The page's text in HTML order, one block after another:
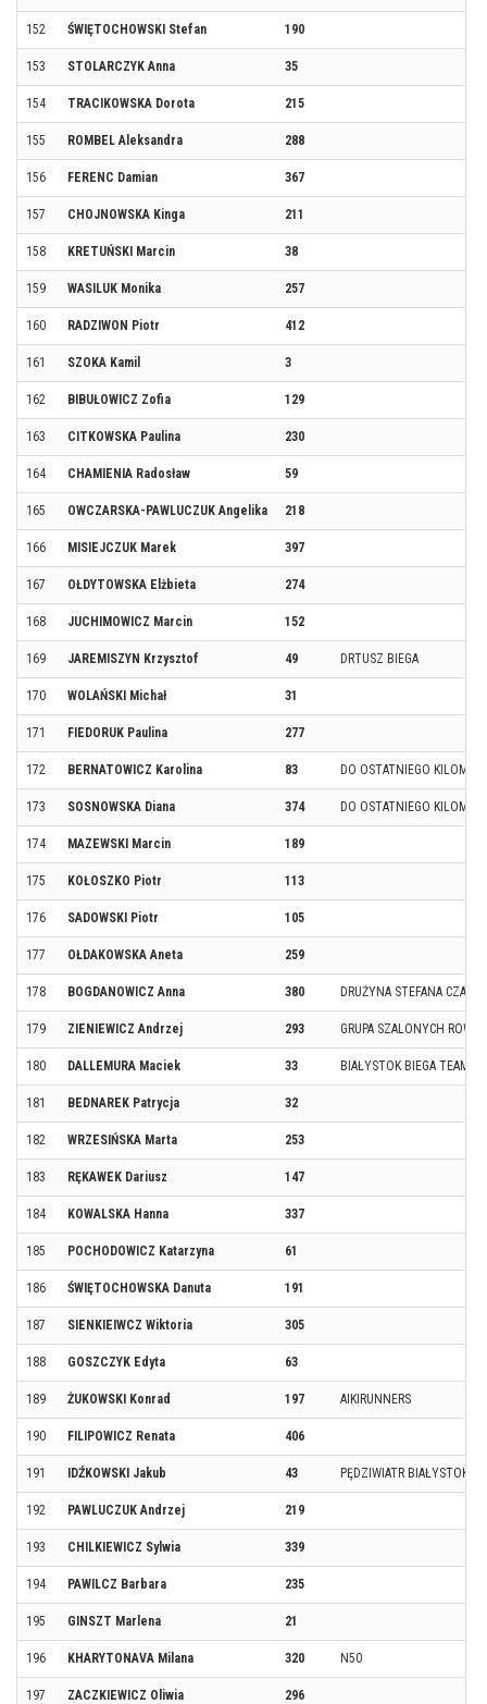
152 ŚWIĘTOCHOWSKI Stefan 190
153 STOLARCZYK Anna 35
154 TRACIKOWSKA Dorota 215
155 ROMBEL Aleksandra 288
156 FERENC Damian 367
157 CHOJNOWSKA Kinga 211
158 KRETUŃSKI Marcin 38
159 WASILUK Monika 257
160 RADZIWON Piotr 412
161 SZOKA Kamil 3
162 BIBUŁOWICZ Zofia 129
163 CITKOWSKA Paulina 230
164 CHAMIENIA Radosław 59
165 OWCZARSKA-PAWLUCZUK Angelika 218
166 MISIEJCZUK Marek 397
167 OŁDYTOWSKA Elżbieta 274
168 JUCHIMOWICZ Marcin 152
169 JAREMISZYN Krzysztof 49 DRTUSZ BIEGA
170 WOLAŃSKI Michał 31
171 FIEDORUK Paulina 277
172 BERNATOWICZ Karolina 83 DO OSTATNIEGO
173 SOSNOWSKA Diana 374 DO OSTATNIEGO
174 MAZEWSKI Marcin 189
175 KOŁOSZKO Piotr 113
176 SADOWSKI Piotr 105
177 OŁDAKOWSKA Aneta 259
178 BOGDANOWICZ Anna 380 DRUŻYNA STEFANA
179 ZIENIEWICZ Andrzej 293 GRUPA SZALONYCH
180 DALLEMURA Maciek 33 BIAŁYSTOK BIEGA TEAM
181 BEDNAREK Patrycja 32
182 WRZESIŃSKA Marta 253
183 RĘKAWEK Dariusz 147
184 KOWALSKA Hanna 337
185 POCHODOWICZ Katarzyna 61
186 ŚWIĘTOCHOWSKA Danuta 191
187 SIENKIEIWCZ Wiktoria 305
188 GOSZCZYK Edyta 63
189 ŻUKOWSKI Konrad 197 AIKIRUNNERS
190 FILIPOWICZ Renata 406
191 IDŹKOWSKI Jakub 43 PĘDZIWIATR BIAŁYSTOK
192 PAWLUCZUK Andrzej 219
193 CHILKIEWICZ Sylwia 339
194 PAWILCZ Barbara 235
195 GINSZT Marlena 21
196 KHARYTONAVA Milana 320 N50
197 ZACZKIEWICZ Oliwia 296